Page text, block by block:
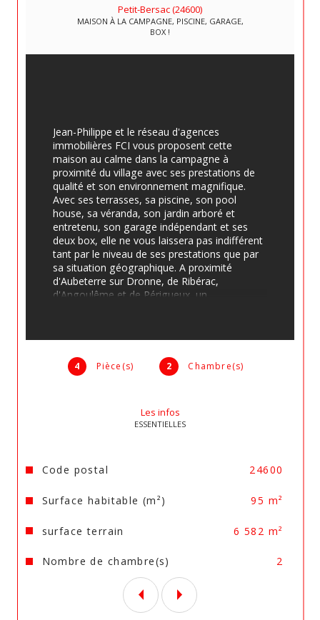
Petit-Bersac (24600)
MAISON À LA CAMPAGNE, PISCINE, GARAGE,
BOX !
4 Pièce(s) 2 Chambre(s)
Les infos
ESSENTIELLES
Caractéristiques Valeurs
Code postal 24600
Surface habitable (m²) 95 m²
surface terrain 6 582 m²
Nombre de chambre(s) 2
Jean-Philippe et le réseau d'agences
immobilières FCI vous proposent cette
maison au calme dans la campagne à
proximité du village avec ses prestations de
qualité et son environnement magnifique.
Avec ses terrasses, sa piscine, son pool
house, sa véranda, son jardin arboré et
entretenu, son garage indépendant et ses
deux box, elle ne vous laissera pas indifférent
tant par le niveau de ses prestations que par
sa situation géographique. A proximité
d'Aubeterre sur Dronne, de Ribérac,
d'Angoulême et de Périgueux, un
Assainissement conforme. Pas de travaux à
prévoir. Ne perdez pas de temps pour la
n°24012020000244417 au registre des
agents commerciaux de Périgueux.
est exposé sont disponibles sur le site
Géorisques